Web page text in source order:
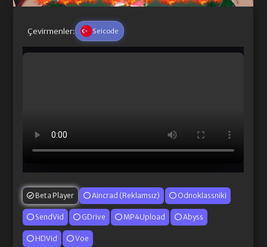
Çevirmenler: Seicode
Beta Player Aincrad (Reklamsız) Odnoklassniki
SendVid GDrive MP4Upload Abyss
HDVid Voe